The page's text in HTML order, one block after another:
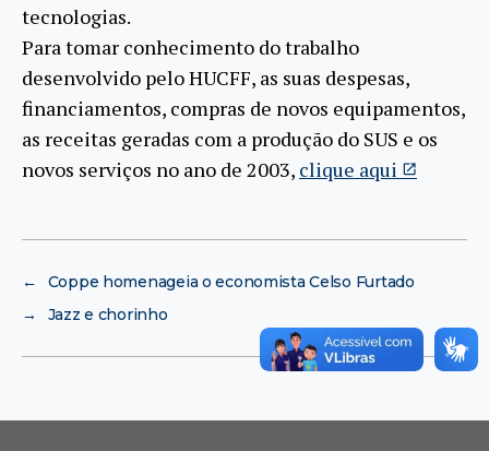
tecnologias.
Para tomar conhecimento do trabalho
desenvolvido pelo HUCFF, as suas despesas,
financiamentos, compras de novos equipamentos,
as receitas geradas com a produção do SUS e os
novos serviços no ano de 2003, clique aqui
←
Coppe homenageia o economista Celso Furtado
→
Jazz e chorinho